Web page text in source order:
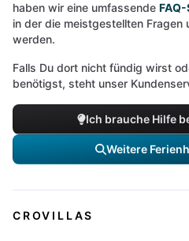
haben wir eine umfassende
in der die meistgestellten
werden.
Falls Du dort nicht fündig wirst
benötigst, steht unser
Ich brauche Hilfe
Weitere
CROVILLAS